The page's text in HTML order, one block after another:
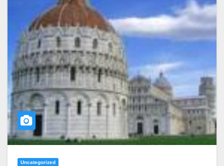
Uncategorized